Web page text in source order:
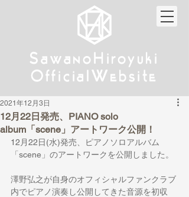
Sa wanoHiroyuki
Official W ebsite
Sa wanoHiroyuki
Official W ebsite
12月22日発売、PIANO solo
album「scene」アートワーク公開！
2021年12月3日
12月22日(水)発売、ピアノソロアルバム
「scene」のアートワークを公開しました。
澤野弘之が自身のオフィシャルファンクラブ
内でピアノ演奏し公開してきた音源を初収